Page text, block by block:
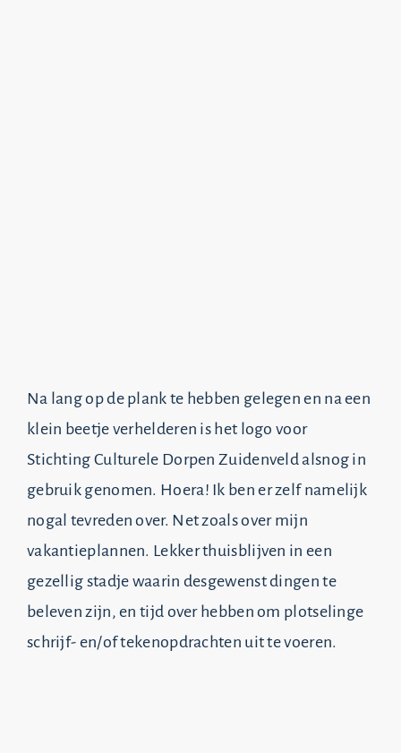
Na lang op de plank te hebben gelegen en na een
klein beetje verhelderen is het logo voor
Stichting Culturele Dorpen Zuidenveld alsnog in
gebruik genomen. Hoera! Ik ben er zelf namelijk
nogal tevreden over. Net zoals over mijn
vakantieplannen. Lekker thuisblijven in een
gezellig stadje waarin desgewenst dingen te
beleven zijn, en tijd over hebben om plotselinge
schrijf- en/of tekenopdrachten uit te voeren.